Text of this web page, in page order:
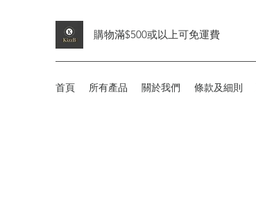
購物滿$500或以上可免運費
首頁 所有產品 關於我們 條款及細則